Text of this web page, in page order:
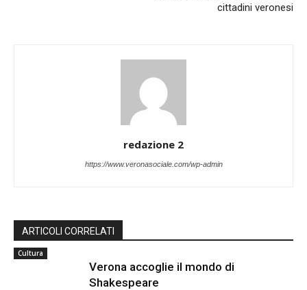
cittadini veronesi
redazione 2
https://www.veronasociale.com/wp-admin
ARTICOLI CORRELATI
Cultura
Verona accoglie il mondo di
Shakespeare